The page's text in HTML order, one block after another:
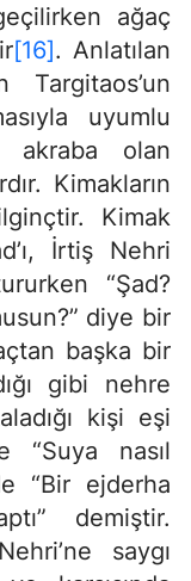
ağaç
[16]. Anlatılan
uyumlu
akraba olan
Kimakların
Kimak
İrtiş Nehri
“Şad?
diye bir
başka bir
gibi nehre
kişi eşi
“Suya nasıl
“Bir ejderha
demiştir.
saygı